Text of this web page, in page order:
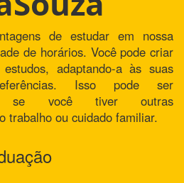
de estudar em nossa
de horários. Você pode criar
adaptando-a às suas
Isso pode ser
se você tiver outras
trabalho ou cuidado familiar.